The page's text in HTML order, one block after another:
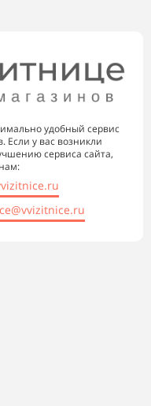
удобный сервис
Если у вас возникли
сервиса сайта,